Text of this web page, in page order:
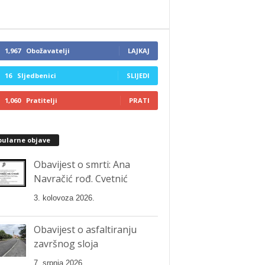
1,967 Obožavatelji LAJKAJ
16 Sljedbenici SLIJEDI
1,060 Pratitelji PRATI
objave
Obavijest o smrti: Ana
Navračić rođ. Cvetnić
3. kolovoza 2026.
Obavijest o asfaltiranju
završnog sloja
7. srpnja 2026.